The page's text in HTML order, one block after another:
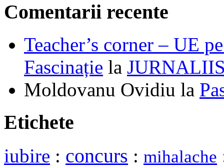
Comentarii recente
Teacher’s corner – UE
Fascinație la
Moldovanu Ovidiu la
Etichete
iubire : concurs : mihalache